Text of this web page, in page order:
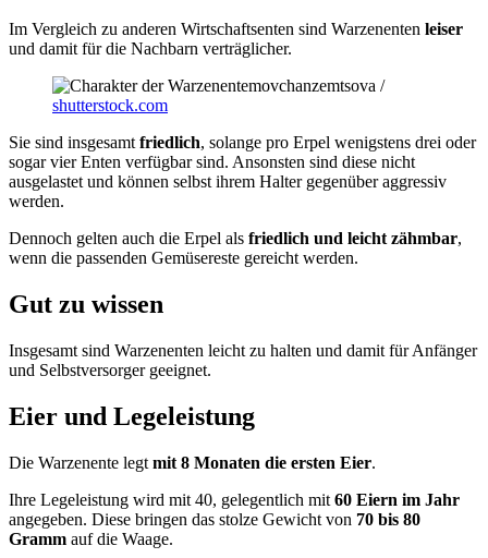
Im Vergleich zu anderen Wirtschaftsenten sind Warzenenten leiser
und damit für die Nachbarn verträglicher.
movchanzemtsova /
shutterstock.com
Sie sind insgesamt friedlich, solange pro Erpel wenigstens drei oder
sogar vier Enten verfügbar sind. Ansonsten sind diese nicht
ausgelastet und können selbst ihrem Halter gegenüber aggressiv
werden.
Dennoch gelten auch die Erpel als friedlich und leicht zähmbar,
wenn die passenden Gemüsereste gereicht werden.
Gut zu wissen
Insgesamt sind Warzenenten leicht zu halten und damit für Anfänger
und Selbstversorger geeignet.
Eier und Legeleistung
Die Warzenente legt mit 8 Monaten die ersten Eier.
Ihre Legeleistung wird mit 40, gelegentlich mit 60 Eiern im Jahr
angegeben. Diese bringen das stolze Gewicht von 70 bis 80
Gramm auf die Waage.